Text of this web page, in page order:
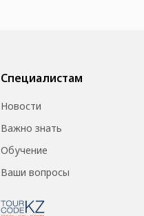
Специалистам
Новости
Важно знать
Обучение
Ваши вопросы